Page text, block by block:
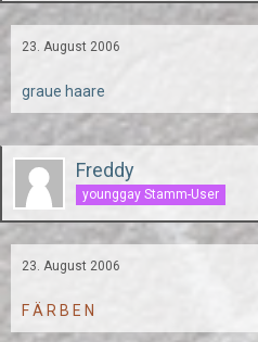
23. August 2006
graue haare
Freddy
younggay Stamm-User
23. August 2006
F Ä R B E N